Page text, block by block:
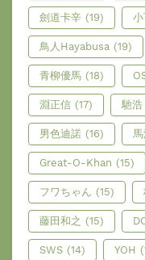
劍道卡辛 (19)
鳥人Hayabusa (19)
青柳優馬 (18)
淵正信 (17) 馳浩
男色迪諾 (16)
Great-O-Khan (15)
フワちゃん (15)
藤田和之 (15)
SWS (14) YOH